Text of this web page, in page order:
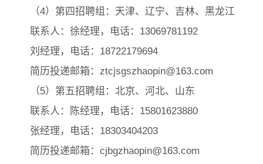
（4）第四招聘组：天津、辽宁、吉林、黑龙江
联系人：徐经理，电话：13069781192
刘经理，电话：18722179694
简历投递邮箱：ztcjsgszhaopin@163.com
（5）第五招聘组：北京、河北、山东
联系人：陈经理，电话：15801623880
张经理，电话：18303404203
简历投递邮箱：cjbgzhaopin@163.com